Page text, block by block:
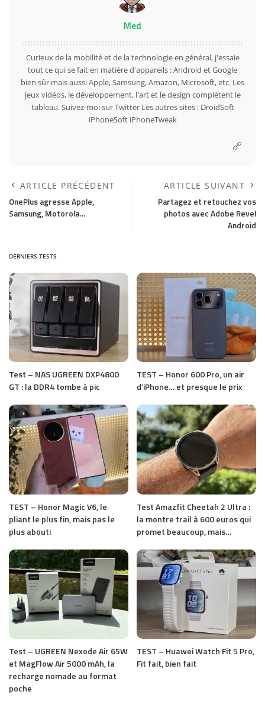
Med
Curieux de la mobilité et de la technologie en général, j'essaie
tout ce qui se fait en matière d'appareils : Android et Google
bien sûr mais aussi Apple, Samsung, Amazon, Microsoft, etc. Les
jeux vidéos, le développement, l'art et le design complètent le
tableau. Suivez-moi surTwitterLes autres sites : DroidSoft
iPhoneSoft iPhoneTweak
ARTICLE PRÉCÉDENT
OnePlus agresse Apple,
Samsung, Motorola…
ARTICLE SUIVANT
Partagez et retouchez vos
photos avec Adobe Revel
Android
DERNIERS TESTS
Test – NAS UGREEN DXP4800
GT : la DDR4 tombe à pic
TEST – Honor 600 Pro, un air
d’iPhone… et presque le prix
TEST – Honor Magic V6, le
pliant le plus fin, mais pas le
plus abouti
Test Amazfit Cheetah 2 Ultra :
la montre trail à 600 euros qui
promet beaucoup, mais…
Test – UGREEN Nexode Air 65W
et MagFlow Air 5000 mAh, la
recharge nomade au format
poche
TEST – Huawei Watch Fit 5 Pro,
Fit fait, bien fait